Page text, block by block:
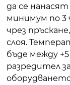
да се
минимум по 3
чрез
слоя.
бъде между
разредител